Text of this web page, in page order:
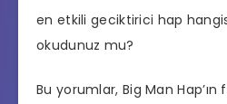
en etkili geciktirici hap
okudunuz mu?
Bu yorumlar, Big Man